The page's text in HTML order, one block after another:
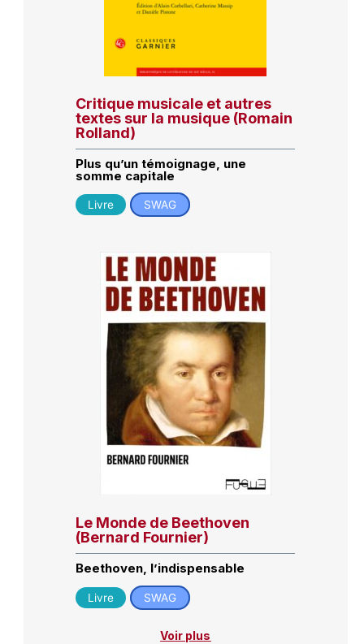
Critique musicale et autres
textes sur la musique (Romain
Rolland)
Plus qu’un témoignage, une
somme capitale
Livre SWAG
Le Monde de Beethoven
(Bernard Fournier)
Beethoven, l’indispensable
Livre SWAG
Voir plus